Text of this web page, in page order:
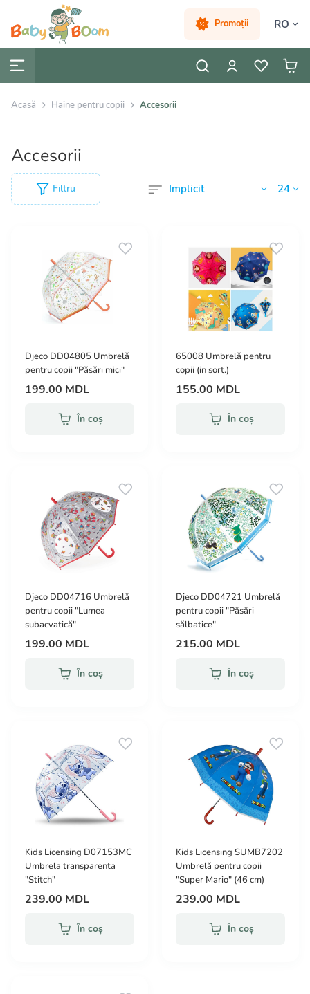
Promoții RO
Acasă Haine pentru copii Accesorii
Accesorii
Filtru
Djeco DD04805 Umbrelă
pentru copii "Păsări mici"
199.00 MDL
În coș
65008 Umbrelă pentru
copii (in sort.)
155.00 MDL
În coș
Djeco DD04716 Umbrelă
pentru copii "Lumea
subacvatică"
199.00 MDL
În coș
Djeco DD04721 Umbrelă
pentru copii "Păsări
sălbatice"
215.00 MDL
În coș
Kids Licensing D07153MC
Umbrela transparenta
"Stitch"
239.00 MDL
În coș
Kids Licensing SUMB7202
Umbrelă pentru copii
"Super Mario" (46 cm)
239.00 MDL
În coș